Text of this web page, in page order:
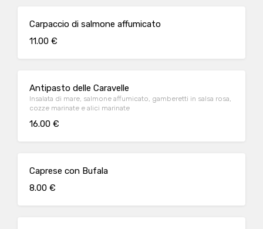
Carpaccio di salmone affumicato
11.00 €
Antipasto delle Caravelle
Insalata di mare, salmone affumicato, gamberetti in salsa rosa,
cozze marinate e alici marinate
16.00 €
Caprese con Bufala
8.00 €